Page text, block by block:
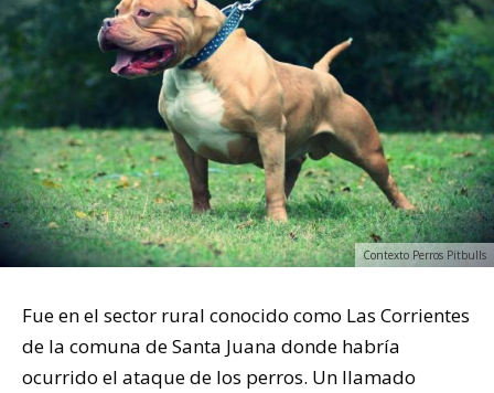
Contexto Perros Pitbulls
Fue en el sector rural conocido como Las Corrientes
de la comuna de Santa Juana donde habría
ocurrido el ataque de los perros. Un llamado